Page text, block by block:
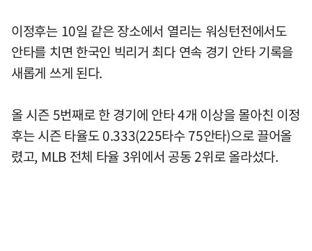
이정후는 10일 같은 장소에서 열리는 워싱턴전에서도
안타를 치면 한국인 빅리거 최다 연속 경기 안타 기록을
새롭게 쓰게 된다.
올 시즌 5번째로 한 경기에 안타 4개 이상을 몰아친 이정
후는 시즌 타율도 0.333(225타수 75안타)으로 끌어올
렸고, MLB 전체 타율 3위에서 공동 2위로 올라섰다.